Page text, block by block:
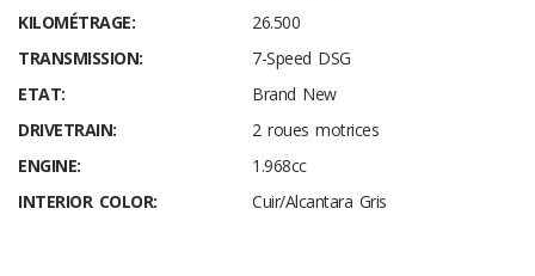
KILOMÉTRAGE:
26.500
TRANSMISSION:
7-Speed DSG
ETAT:
Brand New
DRIVETRAIN:
2 roues motrices
ENGINE:
1.968cc
INTERIOR COLOR:
Cuir/Alcantara Gris